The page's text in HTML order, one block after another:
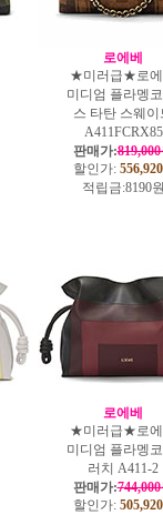
로에베
★미러급★로
미디엄 플라멩
스 타탄 스웨이
A411FCRX85
판매가:
할인가: 556,920
적립금:8190
로에베
★미러급★로
미디엄 플라멩
러치 A411-2
판매가:
할인가: 505,920